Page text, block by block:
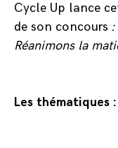
Cycle Up lance
de son concours
Réanimons la
Les thématiques :